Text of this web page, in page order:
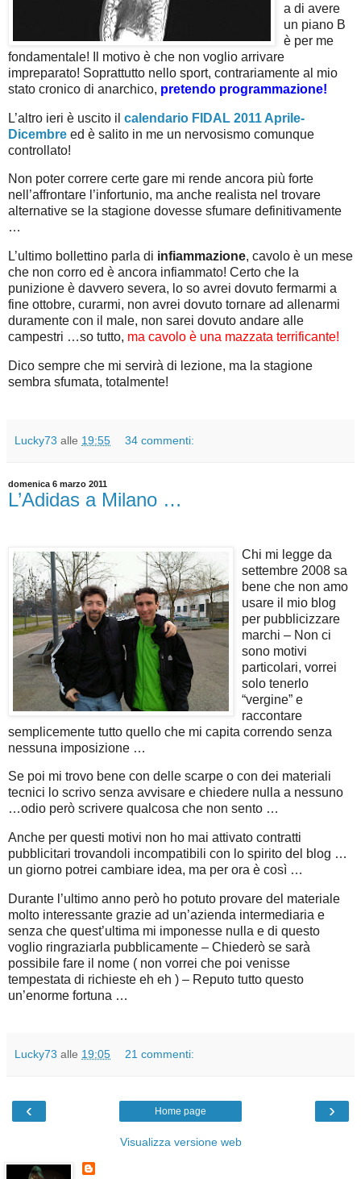
a di avere
un piano B
è per me
fondamentale! Il motivo è che non voglio arrivare
impreparato! Soprattutto nello sport, contrariamente al mio
stato cronico di anarchico, pretendo programmazione!
L’altro ieri è uscito il calendario FIDAL 2011 Aprile-
Dicembre ed è salito in me un nervosismo comunque
controllato!
Non poter correre certe gare mi rende ancora più forte
nell’affrontare l’infortunio, ma anche realista nel trovare
alternative se la stagione dovesse sfumare definitivamente
…
L’ultimo bollettino parla di infiammazione, cavolo è un mese
che non corro ed è ancora infiammato! Certo che la
punizione è davvero severa, lo so avrei dovuto fermarmi a
fine ottobre, curarmi, non avrei dovuto tornare ad allenarmi
duramente con il male, non sarei dovuto andare alle
campestri …so tutto, ma cavolo è una mazzata terrificante!
Dico sempre che mi servirà di lezione, ma la stagione
sembra sfumata, totalmente!
Lucky73 alle 19:55 34 commenti:
domenica 6 marzo 2011
L’Adidas a Milano …
Chi mi legge da
settembre 2008 sa
bene che non amo
usare il mio blog
per pubblicizzare
marchi – Non ci
sono motivi
particolari, vorrei
solo tenerlo
“vergine” e
raccontare
semplicemente tutto quello che mi capita correndo senza
nessuna imposizione …
Se poi mi trovo bene con delle scarpe o con dei materiali
tecnici lo scrivo senza avvisare e chiedere nulla a nessuno
…odio però scrivere qualcosa che non sento …
Anche per questi motivi non ho mai attivato contratti
pubblicitari trovandoli incompatibili con lo spirito del blog …
un giorno potrei cambiare idea, ma per ora è così …
Durante l’ultimo anno però ho potuto provare del materiale
molto interessante grazie ad un’azienda intermediaria e
senza che quest’ultima mi imponesse nulla e di questo
voglio ringraziarla pubblicamente – Chiederò se sarà
possibile fare il nome ( non vorrei che poi venisse
tempestata di richieste eh eh ) – Reputo tutto questo
un’enorme fortuna …
Lucky73 alle 19:05 21 commenti:
‹ ›
Home page
Visualizza versione web